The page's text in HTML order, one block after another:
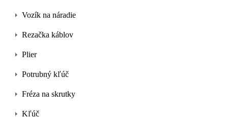
Vozík na náradie
Rezačka káblov
Plier
Potrubný kľúč
Fréza na skrutky
Kľúč